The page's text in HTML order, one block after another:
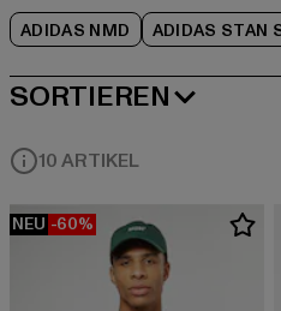
ADIDAS NMD ADIDAS STAN
SORTIEREN
BELIEBTESTE
10 ARTIKEL
NEU -60%